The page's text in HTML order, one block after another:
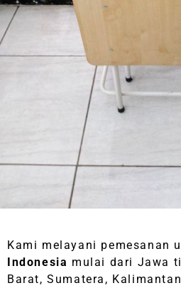
Kami melayani pemesanan
Indonesia mulai dari Jawa
Barat, Sumatera,